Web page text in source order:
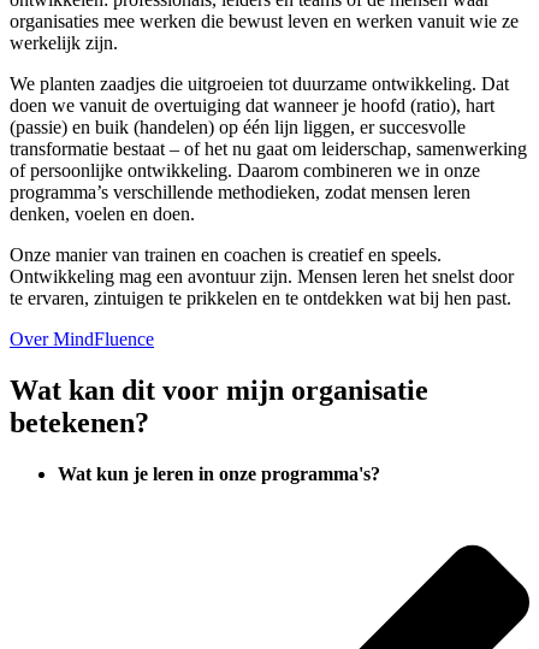
organisaties mee werken die bewust leven en werken vanuit wie ze
werkelijk zijn.
We planten zaadjes die uitgroeien tot duurzame ontwikkeling. Dat
doen we vanuit de overtuiging dat wanneer je hoofd (ratio), hart
(passie) en buik (handelen) op één lijn liggen, er succesvolle
transformatie bestaat – of het nu gaat om leiderschap, samenwerking
of persoonlijke ontwikkeling. Daarom combineren we in onze
programma’s verschillende methodieken, zodat mensen leren
denken, voelen en doen.
Onze manier van trainen en coachen is creatief en speels.
Ontwikkeling mag een avontuur zijn. Mensen leren het snelst door
te ervaren, zintuigen te prikkelen en te ontdekken wat bij hen past.
Over MindFluence
Wat kan dit voor mijn organisatie
betekenen?
Wat kun je leren in onze programma's?